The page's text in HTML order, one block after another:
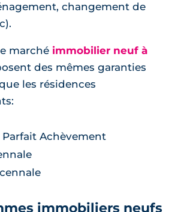
changement de
marché immobilier neuf à
des mêmes garanties
les résidences
Parfait Achèvement
immobiliers neufs